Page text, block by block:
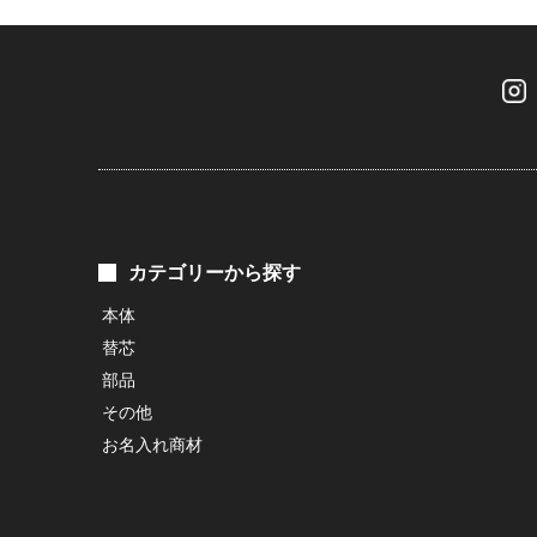
カテゴリーから探す
本体
替芯
部品
その他
お名入れ商材